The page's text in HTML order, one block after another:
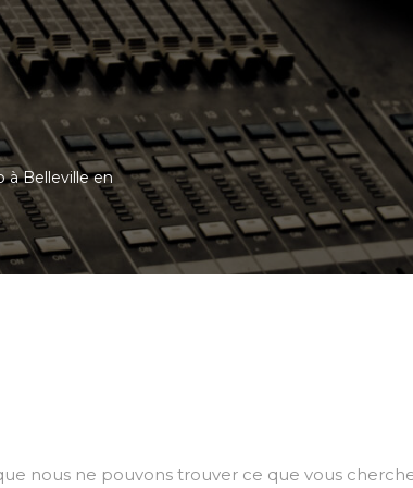
à Belleville en
nous ne pouvons trouver ce que vous